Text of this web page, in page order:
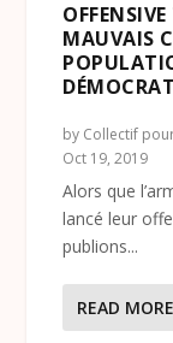
MAUVAIS
by Collectif
Oct 19, 2019
Alors que
lancé leur
publions...
READ MORE